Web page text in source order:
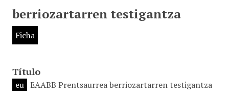
berriozartarren testigantza
Ficha
Título
eu EAABB Prentsaurrea berriozartarren testigantza